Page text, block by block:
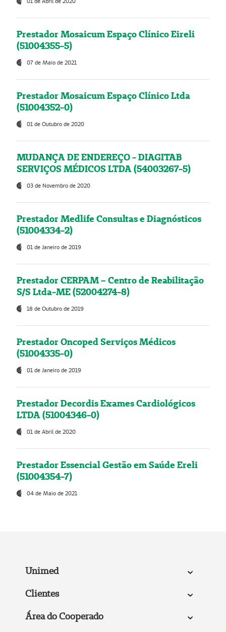
Prestador Mosaicum Espaço Clínico Eireli
(51004355-5)
07 de Maio de 2021
Prestador Mosaicum Espaço Clínico Ltda
(51004352-0)
01 de Outubro de 2020
MUDANÇA DE ENDEREÇO - DIAGITAB
SERVIÇOS MÉDICOS LTDA (54003267-5)
03 de Novembro de 2020
Prestador Medlife Consultas e Diagnósticos
(51004334-2)
01 de Janeiro de 2019
Prestador CERPAM – Centro de Reabilitação
S/S Ltda-ME (52004274-8)
18 de Outubro de 2019
Prestador Oncoped Serviços Médicos
(51004335-0)
01 de Janeiro de 2019
Prestador Decordis Exames Cardiológicos
LTDA (51004346-0)
01 de Abril de 2020
Prestador Essencial Gestão em Saúde Ereli
(51004354-7)
04 de Maio de 2021
Unimed
Clientes
Área do Cooperado